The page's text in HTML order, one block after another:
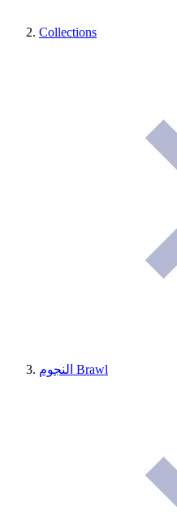
Collections
النجوم Brawl